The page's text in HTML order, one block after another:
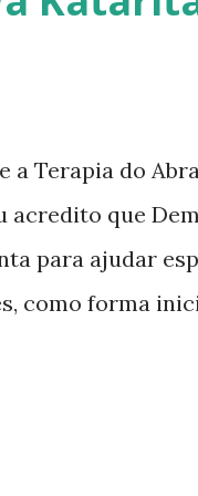
a Terapia do
acredito que
para ajudar
como forma